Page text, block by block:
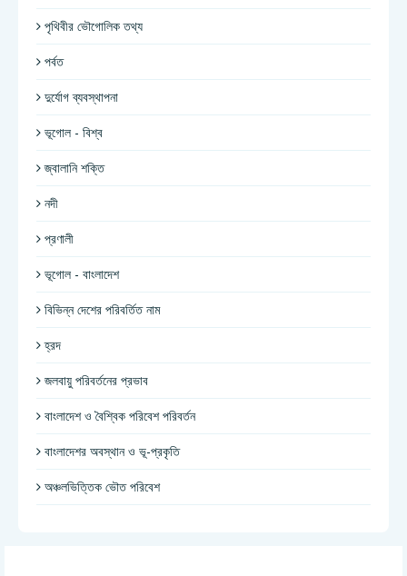
পৃথিবীর ভৌগোলিক তথ্য
পর্বত
দুর্যোগ ব্যবস্থাপনা
ভূগোল - বিশ্ব
জ্বালানি শক্তি
নদী
প্রণালী
ভূগোল - বাংলাদেশ
বিভিন্ন দেশের পরিবর্তিত নাম
হ্রদ
জলবায়ু পরিবর্তনের প্রভাব
বাংলাদেশ ও বৈশ্বিক পরিবেশ পরিবর্তন
বাংলাদেশর অবস্থান ও ভূ-প্রকৃতি
অঞ্চলভিত্তিক ভৌত পরিবেশ